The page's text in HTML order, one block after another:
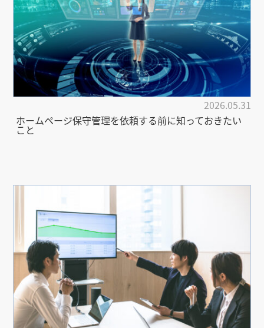
2026.05.31
ホームページ保守管理を依頼する前に知っておきたい
こと